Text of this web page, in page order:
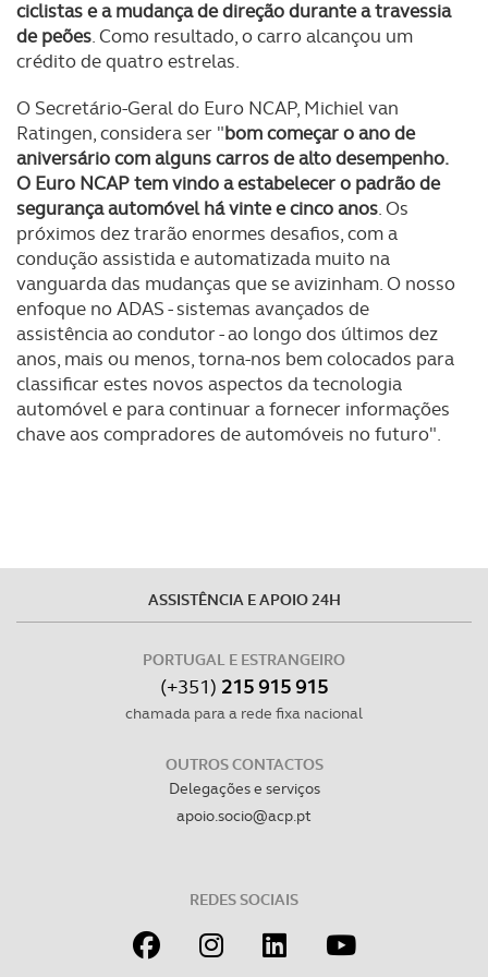
O ACP garantirá que as transferências internacionais de
dados pessoais serão realizadas apenas com o seu
necessário no contexto dos serviços a prestar.
Realçamos que o bloqueio de certo tipo de Cookies e
tecnologias similares pode ter impacto na sua
experiência de navegação no Website e nos serviços
disponibilizados.
Consulte a política de cookies do site.
ciclistas e a mudança de direção durante a travessia
de peões. Como resultado, o carro alcançou um
crédito de quatro estrelas.
O Secretário-Geral do Euro NCAP, Michiel van
Ratingen, considera ser "bom começar o ano de
aniversário com alguns carros de alto desempenho.
O Euro NCAP tem vindo a estabelecer o padrão de
segurança automóvel há vinte e cinco anos. Os
próximos dez trarão enormes desafios, com a
condução assistida e automatizada muito na
vanguarda das mudanças que se avizinham. O nosso
enfoque no ADAS - sistemas avançados de
assistência ao condutor - ao longo dos últimos dez
anos, mais ou menos, torna-nos bem colocados para
classificar estes novos aspectos da tecnologia
automóvel e para continuar a fornecer informações
chave aos compradores de automóveis no futuro".
ASSISTÊNCIA E APOIO 24H
PORTUGAL E ESTRANGEIRO
(+351) 215 915 915
chamada para a rede fixa nacional
OUTROS CONTACTOS
Delegações e serviços
apoio.socio@acp.pt
REDES SOCIAIS